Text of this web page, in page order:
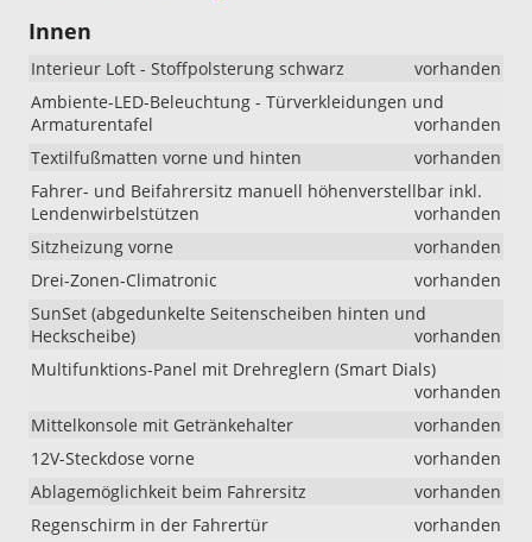
Innen
Interieur Loft - Stoffpolsterung schwarz
vorhanden
Ambiente-LED-Beleuchtung - Türverkleidungen und
Armaturentafel
vorhanden
Textilfußmatten vorne und hinten
vorhanden
Fahrer- und Beifahrersitz manuell höhenverstellbar inkl.
Lendenwirbelstützen
vorhanden
Sitzheizung vorne
vorhanden
Drei-Zonen-Climatronic
vorhanden
SunSet (abgedunkelte Seitenscheiben hinten und
Heckscheibe)
vorhanden
Multifunktions-Panel mit Drehreglern (Smart Dials)
vorhanden
Mittelkonsole mit Getränkehalter
vorhanden
12V-Steckdose vorne
vorhanden
Ablagemöglichkeit beim Fahrersitz
vorhanden
Regenschirm in der Fahrertür
vorhanden